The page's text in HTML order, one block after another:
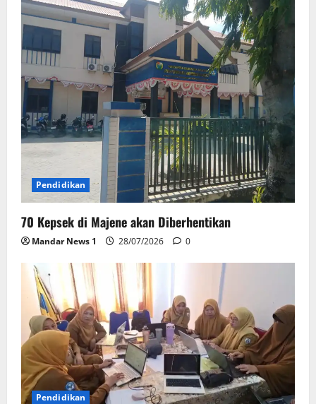
Pendidikan
70 Kepsek di Majene akan Diberhentikan
Mandar News 1 28/07/2026 0
Pendidikan